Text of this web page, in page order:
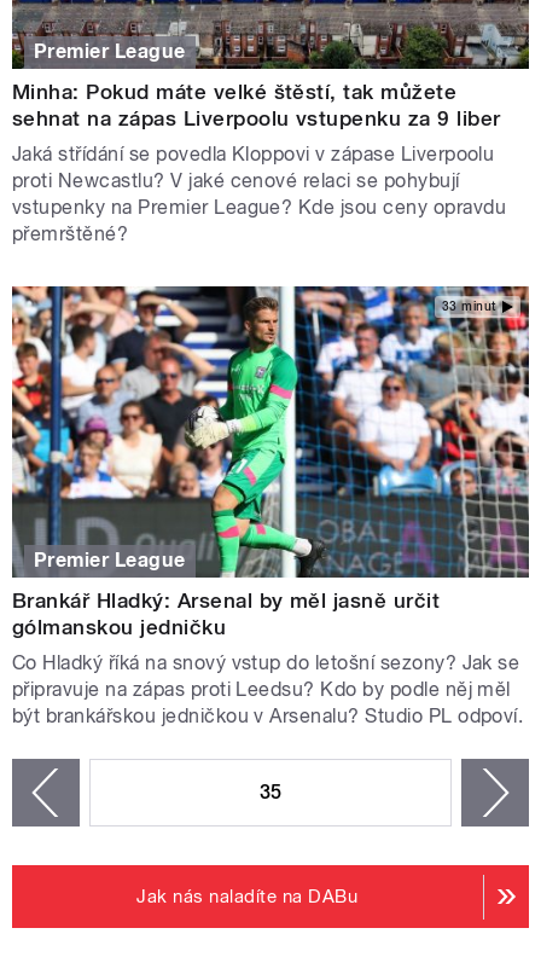
Premier League
Minha: Pokud máte velké štěstí, tak můžete
sehnat na zápas Liverpoolu vstupenku za 9 liber
Jaká střídání se povedla Kloppovi v zápase Liverpoolu
proti Newcastlu? V jaké cenové relaci se pohybují
vstupenky na Premier League? Kde jsou ceny opravdu
přemrštěné?
33 minut
Premier League
Brankář Hladký: Arsenal by měl jasně určit
gólmanskou jedničku
Co Hladký říká na snový vstup do letošní sezony? Jak se
připravuje na zápas proti Leedsu? Kdo by podle něj měl
být brankářskou jedničkou v Arsenalu? Studio PL odpoví.
35
Jak nás naladíte na DABu